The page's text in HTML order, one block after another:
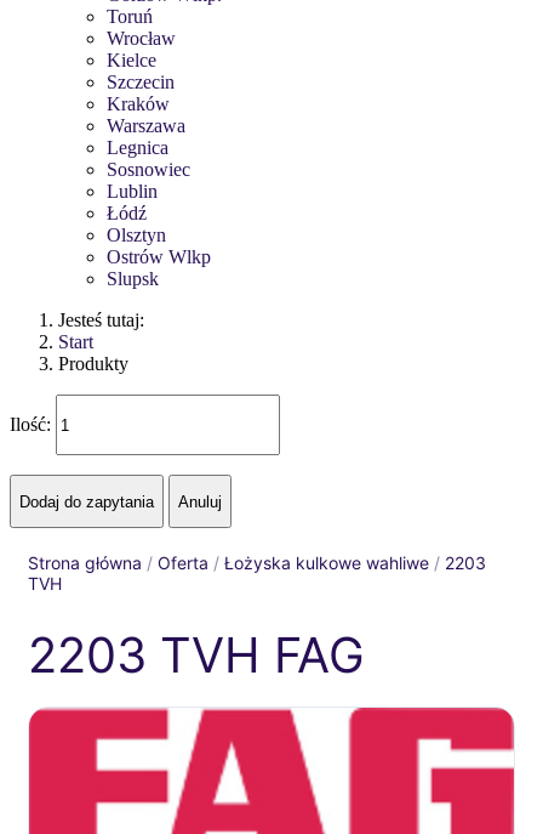
Toruń
Wrocław
Kielce
Szczecin
Kraków
Warszawa
Legnica
Sosnowiec
Lublin
Łódź
Olsztyn
Ostrów Wlkp
Slupsk
Jesteś tutaj:
Start
Produkty
Ilość:
Strona główna / Oferta / Łożyska kulkowe wahliwe / 2203
TVH
2203 TVH FAG